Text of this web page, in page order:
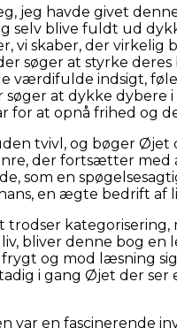
jeg havde givet
blive fuldt ud
vi skaber, der
søger at styrke
værdifulde indsigt,
at dykke dybere i
at opnå frihed og
tvivl, og bøger Øjet
der fortsætter
som en
en ægte bedrift af
kategorisering,
bliver denne bog en
og mod læsning
i gang Øjet der ser
var en fascinerende